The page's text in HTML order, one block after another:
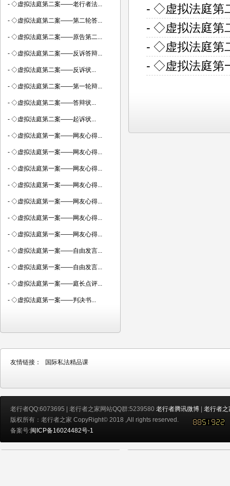
- ◇虚拟法庭第
- ◇虚拟法庭
- ◇虚拟法庭
- ◇虚拟法庭第
- ◇虚拟法庭第二案——老行者法...
- ◇虚拟法庭第二案——第二轮答...
- ◇虚拟法庭第二案——原告第二...
- ◇虚拟法庭第二案——反诉答辩...
- ◇虚拟法庭第二案——反诉状...
- ◇虚拟法庭第二案——第一轮辩...
- ◇虚拟法庭第二案——答辩状...
- ◇虚拟法庭第二案——起诉状...
- ◇虚拟法庭第一案——网友心得...
- ◇虚拟法庭第一案——网友心得...
- ◇虚拟法庭第一案——网友心得...
- ◇虚拟法庭第一案——网友心得...
- ◇虚拟法庭第一案——网友心得...
- ◇虚拟法庭第一案——网友心得...
- ◇虚拟法庭第一案——网友心得...
- ◇虚拟法庭第一案——自由发言...
- ◇虚拟法庭第一案——自由发言...
- ◇虚拟法庭第一案——庭长点评...
- ◇虚拟法庭第一案——判决书...
友情链接： 国际私法精品课
老行者QQ:6073695 | 老行者之家网站QQ群:5239580 老行者腾讯微博
老行者之
版权所有：老行者之家 CopyRight© 2018 ,All rights reserved.
备案号:闽ICP备16024482号-1